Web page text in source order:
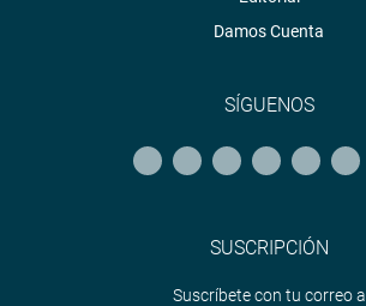
Damos Cuenta
SÍGUENOS
SUSCRIPCIÓN
Suscríbete con tu correo a